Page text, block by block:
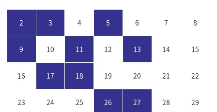
2 3 4 5 6 7 8
9 10 11 12 13 14 15
16 17 18 19 20 21 22
23 24 25 26 27 28 29